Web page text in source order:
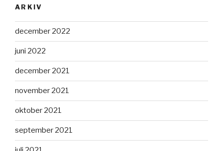
ARKIV
december 2022
juni 2022
december 2021
november 2021
oktober 2021
september 2021